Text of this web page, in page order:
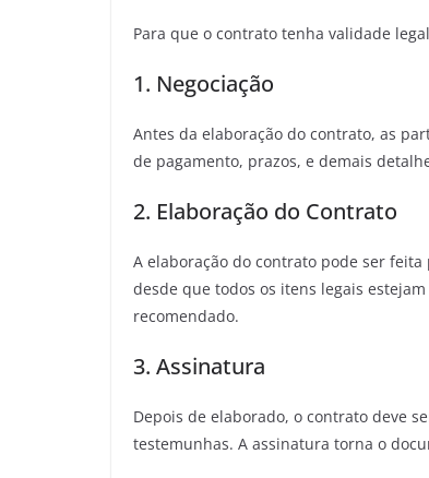
Para que o contrato tenha validade
1. Negociação
Antes da elaboração do contrato, as
de pagamento, prazos, e demais
2. Elaboração do Contrato
A elaboração do contrato pode ser
desde que todos os itens legais
recomendado.
3. Assinatura
Depois de elaborado, o contrato deve
testemunhas. A assinatura torna o